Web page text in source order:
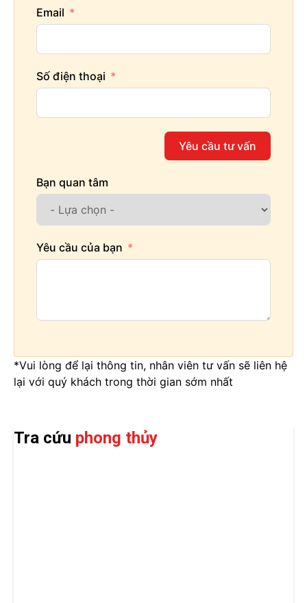
Email
Số điện thoại
Yêu cầu tư vấn
Bạn quan tâm
Yêu cầu của bạn
*Vui lòng để lại thông tin, nhân viên tư vấn sẽ liên hệ
lại với quý khách trong thời gian sớm nhất
Tra cứu phong thủy